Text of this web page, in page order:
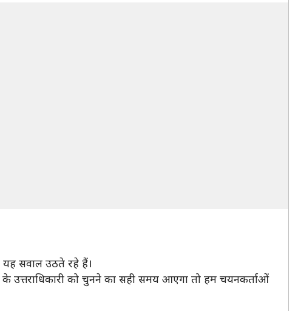
सवाल उठते रहे हैं।
उत्तराधिकारी को चुनने का सही समय आएगा तो हम चयनकर्ताओं